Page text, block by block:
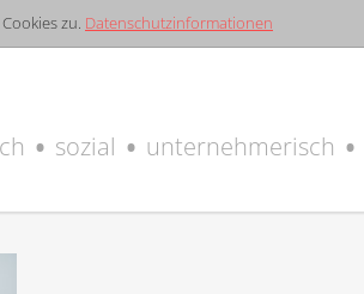
zu. Datenschutzinformationen
sozial unternehmerisch